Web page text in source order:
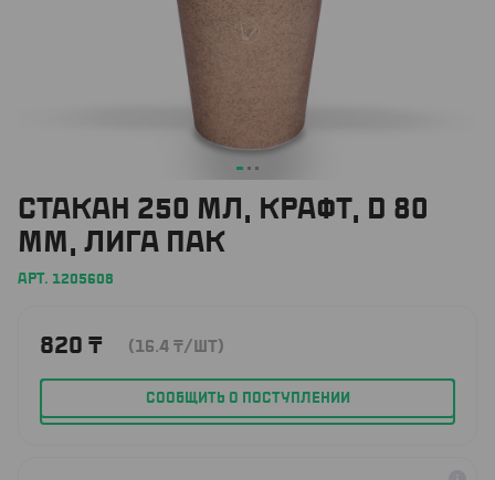
СТАКАН 250 МЛ, КРАФТ, D 80
ММ, ЛИГА ПАК
АРТ. 1205608
820 ₸ (16.4 ₸/ШТ)
СООБЩИТЬ О ПОСТУПЛЕНИИ